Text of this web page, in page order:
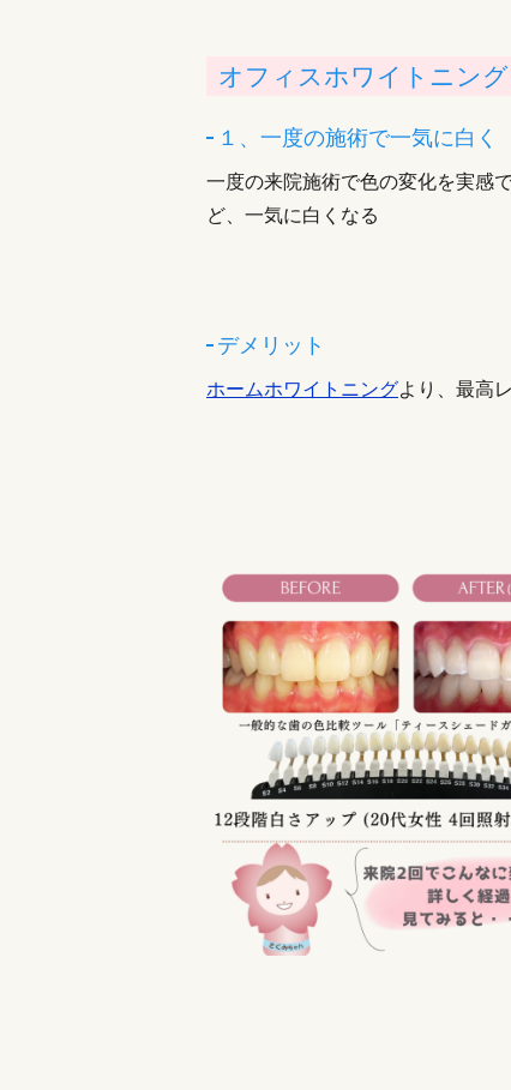
オフィスホワイトニン
１、一度の施術で一気に白く
一度の来院施術で色の変化を実感
ど、一気に白くなる
デメリット
ホームホワイトニングより、最高